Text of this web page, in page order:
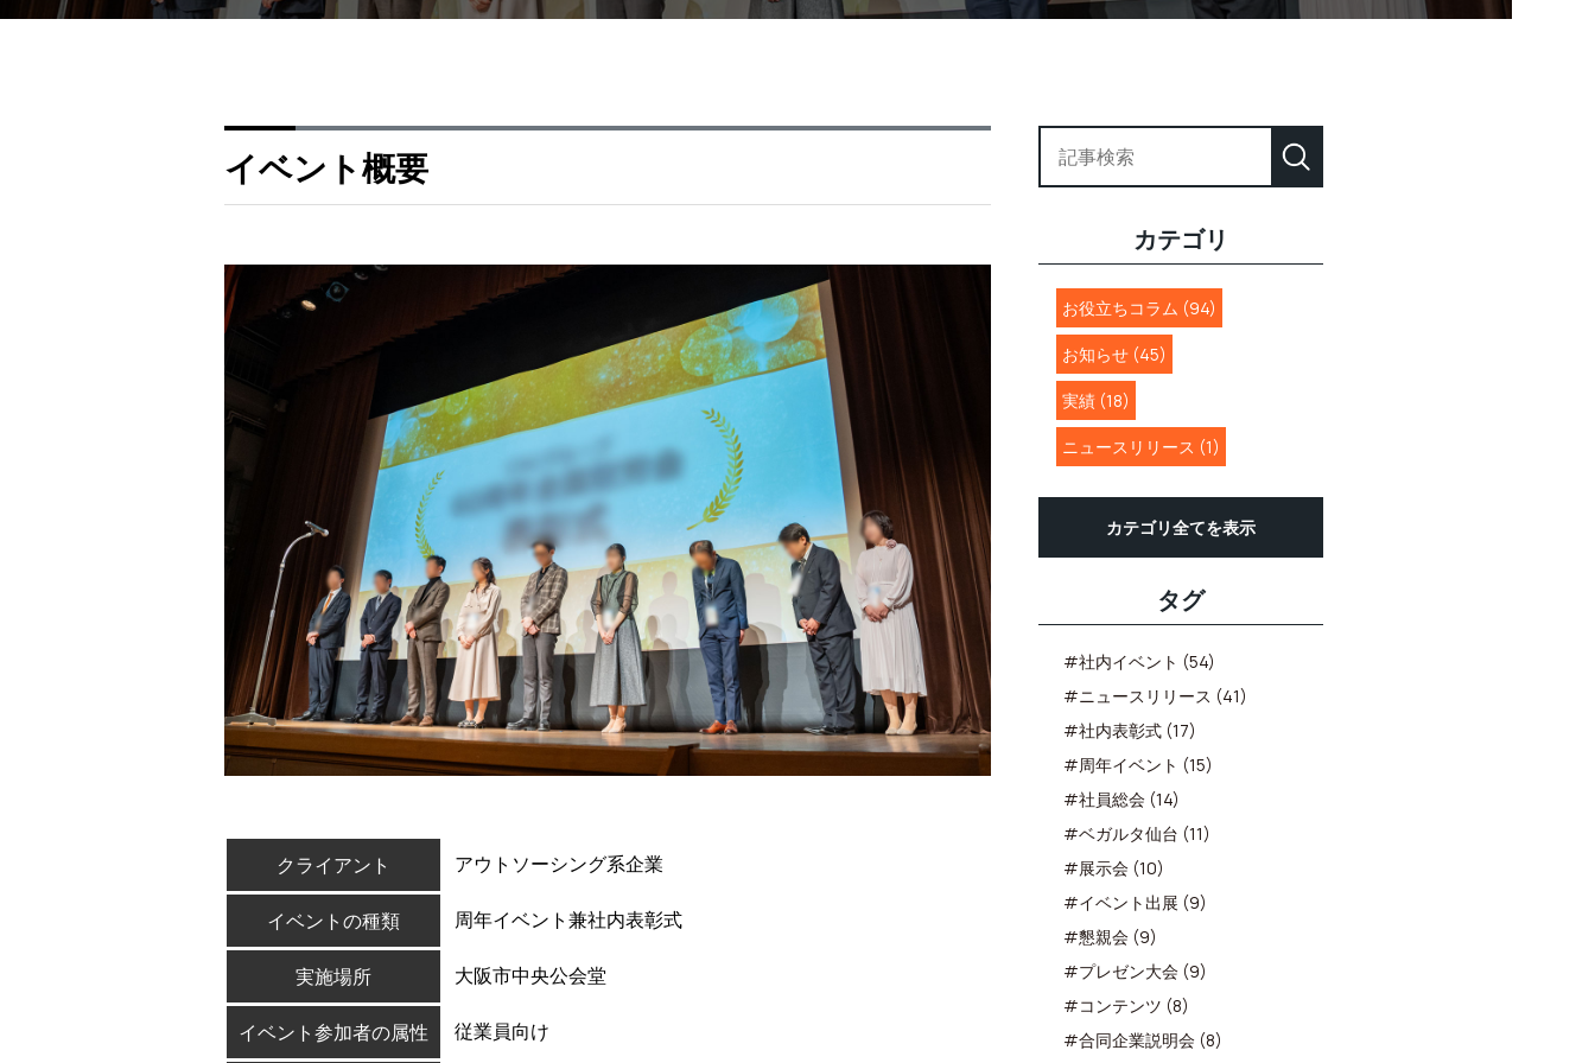
イベント概要
クライアント アウトソーシング系企業
イベントの種類 周年イベント兼社内表彰式
実施場所 大阪市中央公会堂
イベント参加者の属性 従業員向け
カテゴリ
お役立ちコラム (94)
お知らせ (45)
実績 (18)
ニュースリリース (1)
カテゴリ全てを表示
タグ
#社内イベント (54)
#ニュースリリース (41)
#社内表彰式 (17)
#周年イベント (15)
#社員総会 (14)
#ベガルタ仙台 (11)
#展示会 (10)
#イベント出展 (9)
#懇親会 (9)
#プレゼン大会 (9)
#コンテンツ (8)
#合同企業説明会 (8)